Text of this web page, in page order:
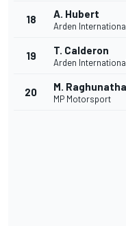
18 A. Hubert
Arden
19 T. Calderon
Arden
20 M.
MP Motorsport